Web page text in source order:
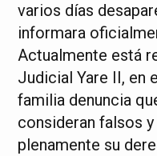
varios días
informara
Actualmente está
Judicial Yare II, en
familia denuncia
consideran falsos
plenamente su